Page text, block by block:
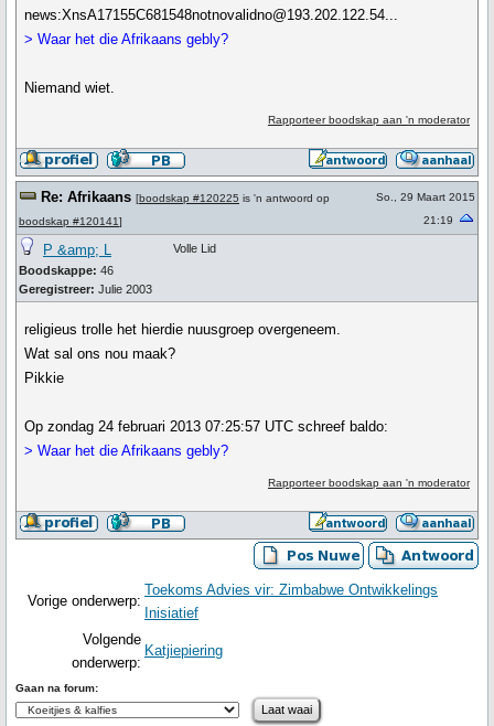
news:XnsA17155C681548notnovalidno@193.202.122.54...
> Waar het die Afrikaans gebly?
Niemand wiet.
Rapporteer boodskap aan 'n moderator
Re: Afrikaans [boodskap #120225 is 'n antwoord op
boodskap #120141]
So., 29 Maart 2015
21:19
P &amp; L
Boodskappe: 46
Geregistreer: Julie 2003
Volle Lid
religieus trolle het hierdie nuusgroep overgeneem.
Wat sal ons nou maak?
Pikkie
Op zondag 24 februari 2013 07:25:57 UTC schreef baldo:
> Waar het die Afrikaans gebly?
Rapporteer boodskap aan 'n moderator
Vorige onderwerp:
Toekoms Advies vir: Zimbabwe Ontwikkelings
Inisiatief
Volgende
onderwerp:
Katjiepiering
Gaan na forum: